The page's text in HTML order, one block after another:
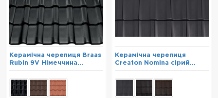
Керамічна черепиця Braas
Rubin 9V Німеччина
Антрацит
Керамічна черепиця
Creaton Nomina сірий
ангоб